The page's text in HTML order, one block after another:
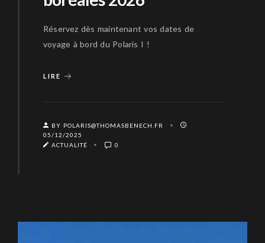
Réservez dès maintenant vos dates de
voyage à bord du Polaris I !
LIRE
BY POLARIS@THOMASBENECH.FR
05/12/2025
ACTUALITÉ
0